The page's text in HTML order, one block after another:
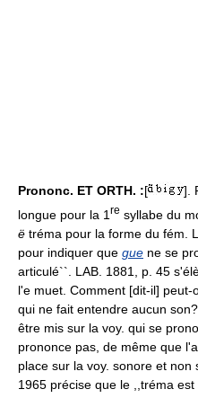
Prononc. ET ORTH. :[
].
longue pour la 1 re syllabe du
ë tréma pour la forme du fém.
pour indiquer que gue ne se
articulé``. LAB. 1881, p. 45
l'e muet. Comment [dit-il]
qui ne fait entendre aucun
être mis sur la voy. qui se
prononce pas, de même que
place sur la voy. sonore et
1965 précise que le ,,tréma est